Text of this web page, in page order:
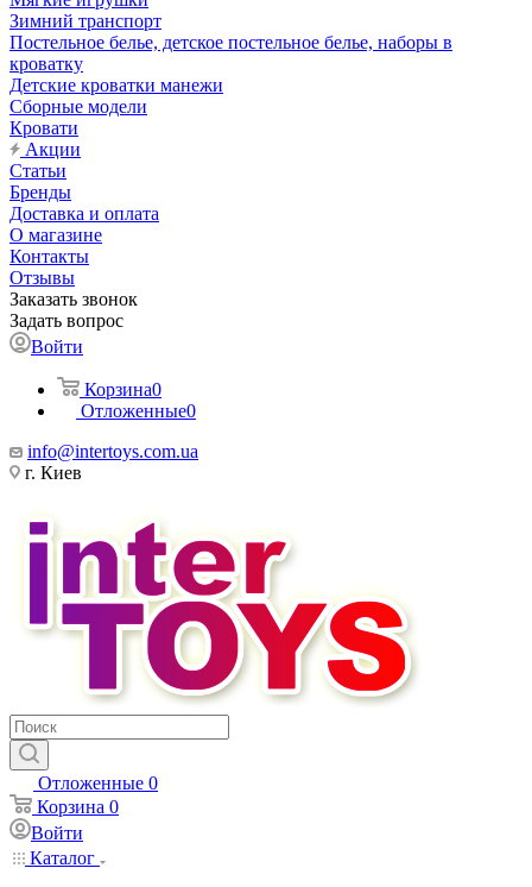
Зимний транспорт
Постельное белье, детское постельное белье, наборы в
кроватку
Детские кроватки манежи
Сборные модели
Кровати
Акции
Статьи
Бренды
Доставка и оплата
О магазине
Контакты
Отзывы
Заказать звонок
Задать вопрос
Войти
Корзина0
Отложенные0
info@intertoys.com.ua
г. Киев
Отложенные 0
Корзина 0
Войти
Каталог